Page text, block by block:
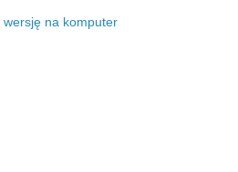
wersję na komputer